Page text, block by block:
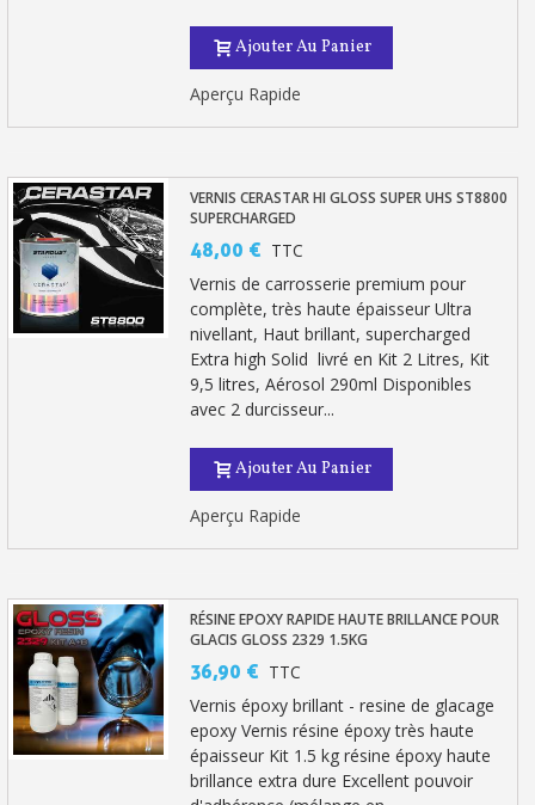
Inscription à la newsletter : 5€ de réduction
Livraison sous 24 h en France Métropolitaine
Livraison offerte en France métropolitaine pour 250€ d'achats
Paiement en 4x sans frais dès 30€ d'achats
Votre devis en ligne en moins d'1 minute
Partagez vos créations et obtenez des bons d'achat
Ajouter Au Panier
Aperçu Rapide
VERNIS CERASTAR HI GLOSS SUPER UHS ST8800
SUPERCHARGED
48,00 € TTC
Vernis de carrosserie premium pour
complète, très haute épaisseur Ultra
nivellant, Haut brillant, supercharged
Extra high Solid livré en Kit 2 Litres, Kit
9,5 litres, Aérosol 290ml Disponibles
avec 2 durcisseur...
Ajouter Au Panier
Aperçu Rapide
RÉSINE EPOXY RAPIDE HAUTE BRILLANCE POUR
GLACIS GLOSS 2329 1.5KG
36,90 € TTC
Vernis époxy brillant - resine de glacage
epoxy Vernis résine époxy très haute
épaisseur Kit 1.5 kg résine époxy haute
brillance extra dure Excellent pouvoir